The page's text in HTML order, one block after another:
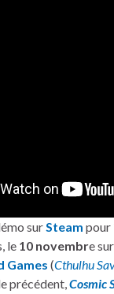
surSteam pour
le 10 novembre
Games (Cthulhu
précédent,Cosmic